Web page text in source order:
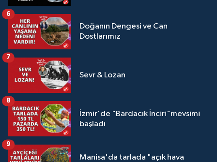
Doğanın Dengesi ve Can
Dostlarımız
6
Sevr & Lozan
7
İzmir'de "Bardacık İnciri"mevsimi
başladı
8
Manisa'da tarlada "açık hava
9